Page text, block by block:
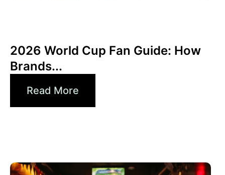
2026 World Cup Fan Guide: How
Brands...
Read More